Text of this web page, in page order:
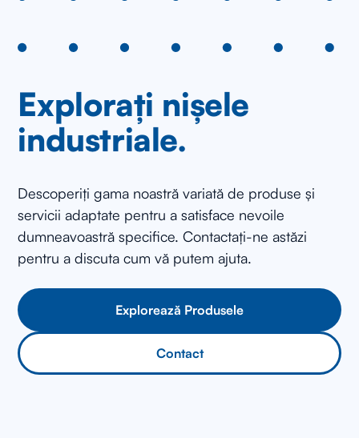
Explorați nișele
industriale.
Descoperiți gama noastră variată de produse și
servicii adaptate pentru a satisface nevoile
dumneavoastră specifice. Contactați-ne astăzi
pentru a discuta cum vă putem ajuta.
Explorează Produsele
Contact